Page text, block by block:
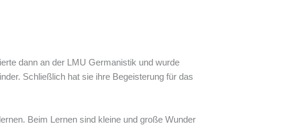
dann an der LMU Germanistik und wurde
Schließlich hat sie ihre Begeisterung für das
Beim Lernen sind kleine und große Wunder